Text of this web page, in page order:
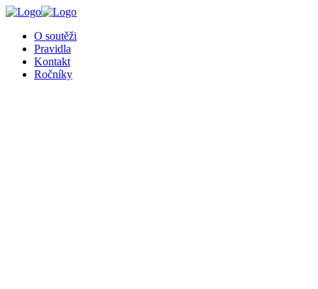
O soutěži
Pravidla
Kontakt
Ročníky